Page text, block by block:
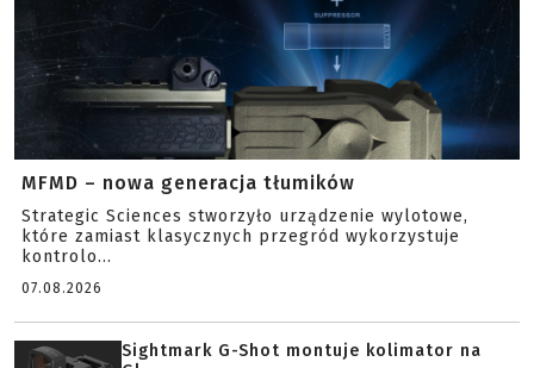
MFMD – nowa generacja tłumików
Strategic Sciences stworzyło urządzenie wylotowe,
które zamiast klasycznych przegród wykorzystuje
kontrolo...
07.08.2026
Sightmark G-Shot montuje kolimator na